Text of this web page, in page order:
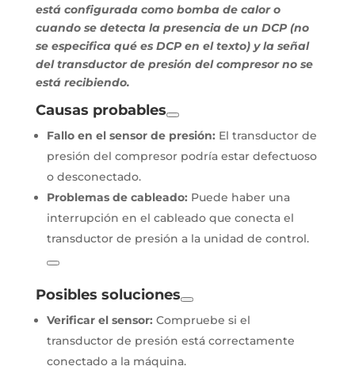
está configurada como bomba de calor o
cuando se detecta la presencia de un DCP (no
se especifica qué es DCP en el texto) y la señal
del transductor de presión del compresor no se
está recibiendo.
Causas probables
Fallo en el sensor de presión: El transductor de
presión del compresor podría estar defectuoso
o desconectado.
Problemas de cableado: Puede haber una
interrupción en el cableado que conecta el
transductor de presión a la unidad de control.
Posibles soluciones
Verificar el sensor: Compruebe si el
transductor de presión está correctamente
conectado a la máquina.